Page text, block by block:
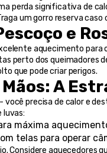
perda significativa de
um gorro reserva
e
aquecimento
perto dos queimadores
que pode criar perigos.
A
precisa de calor e
luvas:
máxima
telas para operar
Considere aquecedores